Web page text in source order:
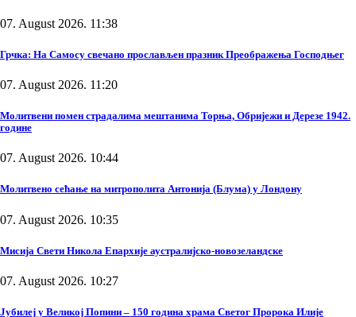
07. August 2026. 11:38
Грчка: На Самосу свечано прослављен празник Преображења Господњег
07. August 2026. 11:20
Молитвени помен страдалима мештанима Торња, Обријежи и Дерезе 1942.
године
07. August 2026. 10:44
Молитвено сећање на митрополита Антонија (Блума) у Лондону
07. August 2026. 10:35
Мисија Свети Никола Епархије аустралијско-новозеландске
07. August 2026. 10:27
Јубилеј у Великој Попини – 150 година храма Светог Пророка Илије